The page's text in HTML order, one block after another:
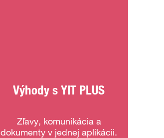
Výhody s YIT PLUS
Zľavy, komunikácia a
dokumenty v jednej aplikácii.